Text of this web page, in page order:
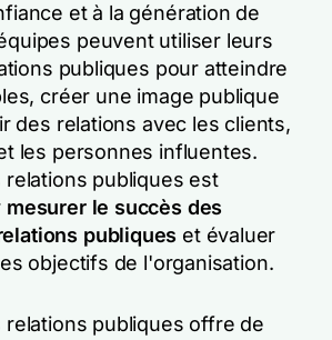
et à la génération de
peuvent utiliser leurs
publiques pour atteindre
créer une image publique
des relations avec les clients,
les personnes influentes.
relations publiques est
mesurer le succès des
publiques et évaluer
objectifs de l'organisation.
relations publiques offre de